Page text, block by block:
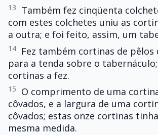
13
Também fez cinqüenta
com estes colchetes uniu as
a outra; e foi feito, assim, um
14
Fez também cortinas de pêlos
para a tenda sobre o
cortinas a fez.
15
O comprimento de uma
côvados, e a largura de uma
côvados; estas onze cortinas
mesma medida.